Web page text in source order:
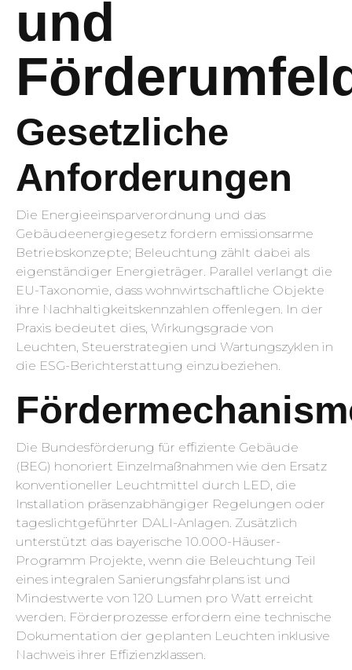
und
Gesetzliche
Anforderungen
Die Energieeinsparverordnung und das
Gebäudeenergiegesetz fordern emissionsarme
Betriebskonzepte; Beleuchtung zählt dabei als
eigenständiger Energieträger. Parallel verlangt die
EU-Taxonomie, dass wohnwirtschaftliche Objekte
ihre Nachhaltigkeitskennzahlen offenlegen. In der
Praxis bedeutet dies, Wirkungsgrade von
Leuchten, Steuerstrategien und Wartungszyklen in
die ESG-Berichterstattung einzubeziehen.
Die Bundesförderung für effiziente Gebäude
(BEG) honoriert Einzelmaßnahmen wie den Ersatz
konventioneller Leuchtmittel durch LED, die
Installation präsenzabhängiger Regelungen oder
tageslichtgeführter DALI-Anlagen. Zusätzlich
unterstützt das bayerische 10.000-Häuser-
Programm Projekte, wenn die Beleuchtung Teil
eines integralen Sanierungsfahrplans ist und
Mindestwerte von 120 Lumen pro Watt erreicht
werden. Förderprozesse erfordern eine technische
Dokumentation der geplanten Leuchten inklusive
Nachweis ihrer Effizienzklassen.